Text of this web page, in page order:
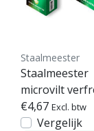
Staalmeester
Staalmeester
microvilt
serie 1606
€4,67 Excl. btw
Vergelijk